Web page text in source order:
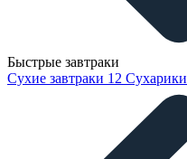
Быстрые завтраки
Сухие завтраки 12 Сухарики